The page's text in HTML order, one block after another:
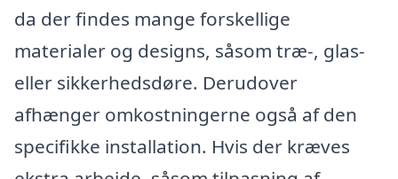
da der findes mange forskellige
materialer og designs, såsom træ-, glas-
eller sikkerhedsdøre. Derudover
afhænger omkostningerne også af den
specifikke installation. Hvis der kræves